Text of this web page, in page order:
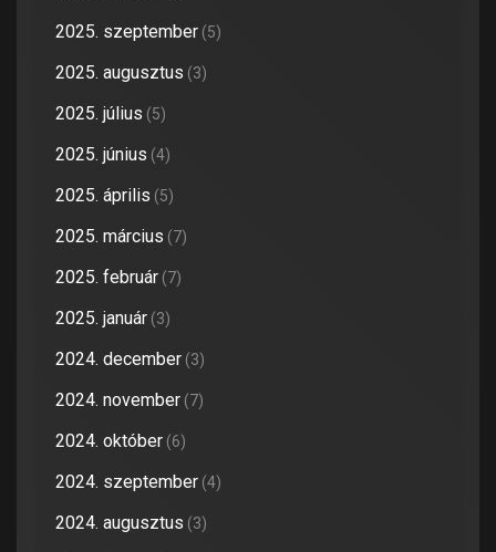
2025. szeptember (5)
2025. augusztus (3)
2025. július (5)
2025. június (4)
2025. április (5)
2025. március (7)
2025. február (7)
2025. január (3)
2024. december (3)
2024. november (7)
2024. október (6)
2024. szeptember (4)
2024. augusztus (3)